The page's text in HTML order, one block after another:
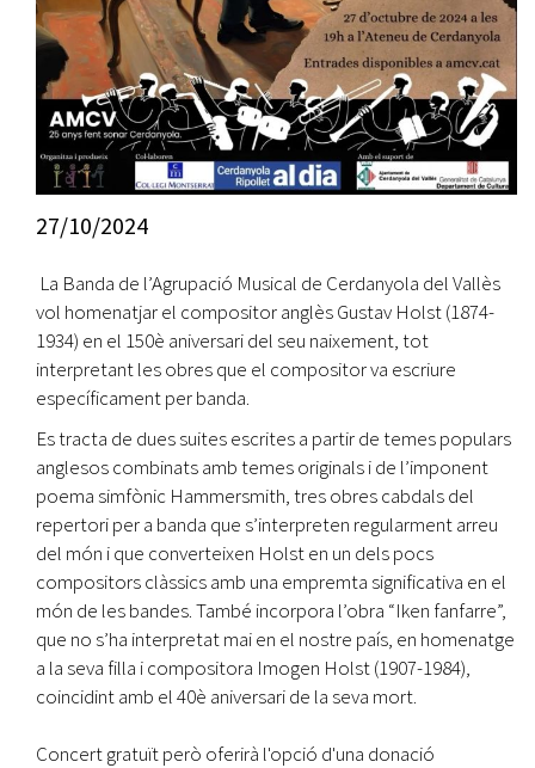
27/10/2024
La Banda de l’Agrupació Musical de Cerdanyola del Vallès
vol homenatjar el compositor anglès Gustav Holst (1874-
1934) en el 150è aniversari del seu naixement, tot
interpretant les obres que el compositor va escriure
específicament per banda.
Es tracta de dues suites escrites a partir de temes populars
anglesos combinats amb temes originals i de l’imponent
poema simfònic Hammersmith, tres obres cabdals del
repertori per a banda que s’interpreten regularment arreu
del món i que converteixen Holst en un dels pocs
compositors clàssics amb una empremta significativa en el
món de les bandes. També incorpora l’obra “Iken fanfarre”,
que no s’ha interpretat mai en el nostre país, en homenatge
a la seva filla i compositora Imogen Holst (1907-1984),
coincidint amb el 40è aniversari de la seva mort.
Concert gratuït però oferirà l'opció d'una donació